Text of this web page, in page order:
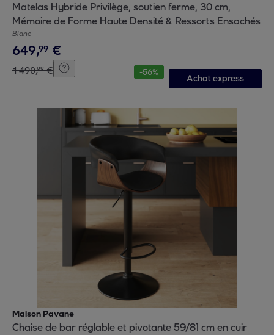
Matelas Hybride Privilège, soutien ferme, 30 cm,
Mémoire de Forme Haute Densité & Ressorts Ensachés
Blanc
649,99 €
1490,99 € -56%
Achat express
Maison Pavane
Chaise de bar réglable et pivotante 59/81 cm en cuir